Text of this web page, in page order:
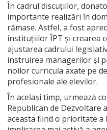
În cadrul discuțiilor,
importante realizări în
rămase. Astfel, a fost
instituțiilor ÎPT și crearea
ajustarea cadrului
instruirea managerilor și
noilor curricula axate pe
profesionale ale elevilor.
În același timp, urmează
Republican de Dezvoltare
aceasta fiind o prioritate a